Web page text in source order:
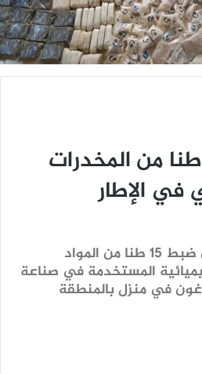
العثور على 15 طنا من المخدرات
الإطار
القوات الحكومية تعلن ضبط 15 طنا من المواد
المستخدمة في صناعة
في منزل بالمنطقة